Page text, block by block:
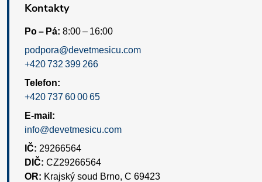
Kontakty
Po – Pá: 8:00 – 16:00
podpora@devetmesicu.com
+420 732 399 266
Telefon:
+420 737 60 00 65
E-mail:
info@devetmesicu.com
IČ: 29266564
DIČ: CZ29266564
OR: Krajský soud Brno, C 69423